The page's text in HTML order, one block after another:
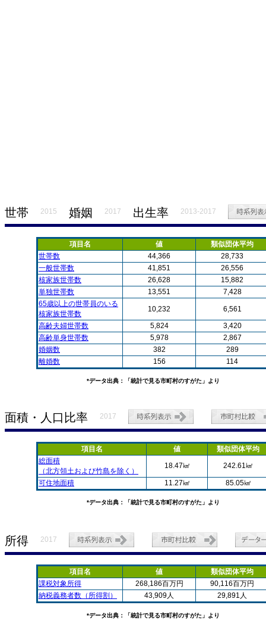
世帯 2015 婚姻 2017 出生率 2013-2017
項目名 値
類似団体平均
世帯数
44,366
28,733
一般世帯数
41,851
26,556
核家族世帯数
26,628
15,882
単独世帯数
13,551
7,428
65歳以上の世帯員のいる
核家族世帯数
10,232
6,561
高齢夫婦世帯数
5,824
3,420
高齢単身世帯数
5,978
2,867
婚姻数
382
289
離婚数
156 114
*データ出典：「統計で見る市町村のすがた」より
面積・人口比率 2017
項目名 値
類似団体平均
総面積
（北方領土および竹島を除く）
18.47㎢ 242.61㎢
可住地面積 11.27㎢ 85.05㎢
*データ出典：「統計で見る市町村のすがた」より
所得 2017
項目名 値
類似団体平均
課税対象所得
268,186百万円
90,116百万円
納税義務者数（所得割）
43,909人 29,891人
*データ出典：「統計で見る市町村のすがた」より